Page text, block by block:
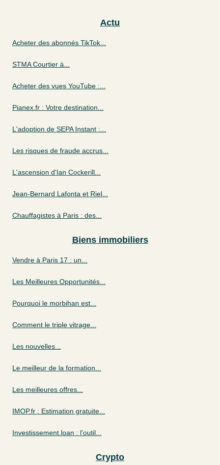
Actu
Acheter des abonnés TikTok...
STMA Courtier à...
Acheter des vues YouTube :...
Pianex.fr : Votre destination...
L'adoption de SEPA Instant :...
Les risques de fraude accrus...
L'ascension d'Ian Cockerill...
Jean-Bernard Lafonta et Riel...
Chauffagistes à Paris : des...
Biens immobiliers
Vendre à Paris 17 : un...
Les Meilleures Opportunités...
Pourquoi le morbihan est...
Comment le triple vitrage...
Les nouvelles...
Le meilleur de la formation...
Les meilleures offres...
IMOP.fr : Estimation gratuite...
Investissement.loan : l'outil...
Crypto